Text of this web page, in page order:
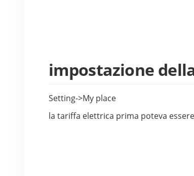
impostazione
Setting->My place
la tariffa elettrica prima poteva